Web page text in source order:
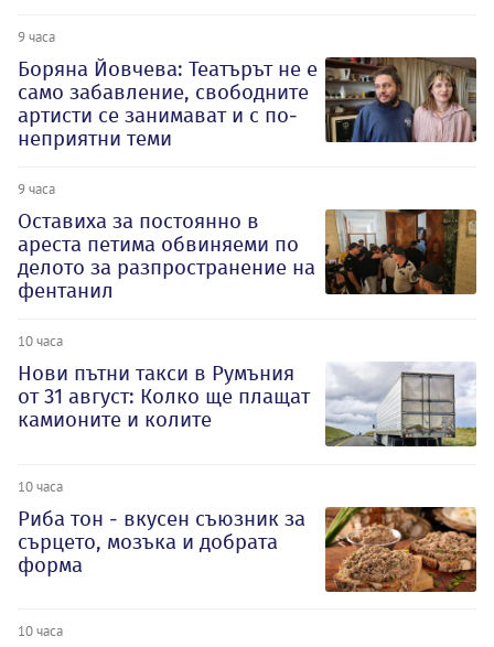
9 часа
Боряна Йовчева: Театърът не е
само забавление, свободните
артисти се занимават и с по-
неприятни теми
9 часа
Оставиха за постоянно в
ареста петима обвиняеми по
делото за разпространение на
фентанил
10 часа
Нови пътни такси в Румъния
от 31 август: Колко ще плащат
камионите и колите
10 часа
Риба тон - вкусен съюзник за
сърцето, мозъка и добрата
форма
10 часа